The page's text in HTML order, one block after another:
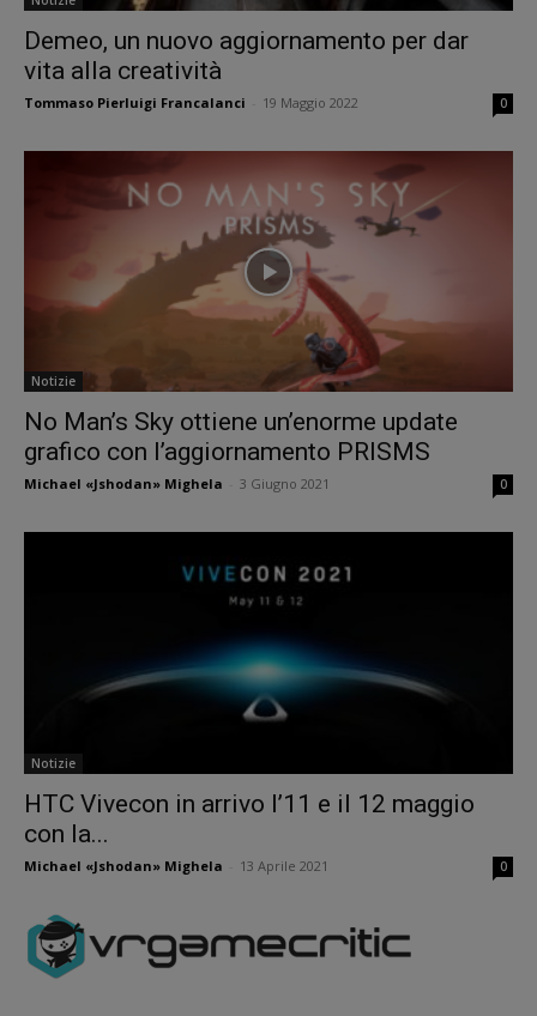
Demeo, un nuovo aggiornamento per dar
vita alla creatività
Tommaso Pierluigi Francalanci 19 Maggio 2022 0
Notizie
No Man’s Sky ottiene un’enorme update
grafico con l’aggiornamento PRISMS
Michael «Jshodan» Mighela 3 Giugno 2021 0
Notizie
HTC Vivecon in arrivo l’11 e il 12 maggio
con la...
Michael «Jshodan» Mighela 13 Aprile 2021 0